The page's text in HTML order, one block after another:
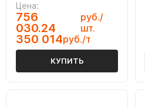
Цена:
756
030.24
руб./
шт.
350 014руб./т
КУПИТЬ